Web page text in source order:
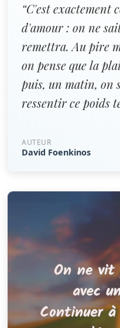
“C'est exactement
d'amour : on ne
remettra. Au pire
on pense que la
puis, un matin, on
ressentir ce poids
AUTEUR
David Foenkinos